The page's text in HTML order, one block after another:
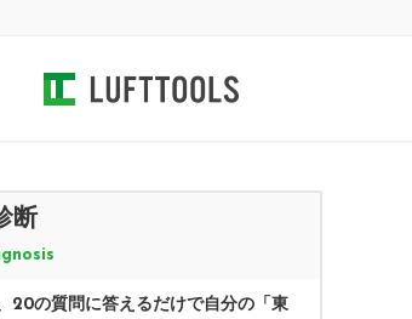
断
20の質問に答えるだけで自分の「東